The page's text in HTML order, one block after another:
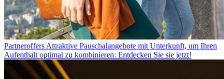
Partneroffers Attraktive Pauschalangebote mit Unterkunft, um Ihren
Aufenthalt optimal zu kombinieren: Entdecken Sie sie jetzt!